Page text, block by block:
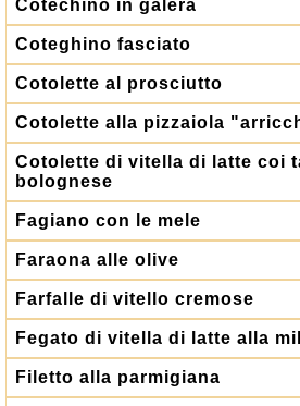
Cotechino in galera
Coteghino fasciato
Cotolette al prosciutto
Cotolette alla pizzaiola
Cotolette di vitella di latte coi
bolognese
Fagiano con le mele
Faraona alle olive
Farfalle di vitello cremose
Fegato di vitella di latte alla
Filetto alla parmigiana